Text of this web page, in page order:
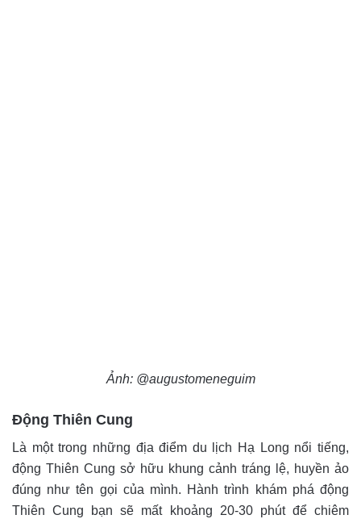
Ảnh: @augustomeneguim
Động Thiên Cung
Là một trong những địa điểm du lịch Hạ Long nổi tiếng,
động Thiên Cung sở hữu khung cảnh tráng lệ, huyền ảo
đúng như tên gọi của mình. Hành trình khám phá động
Thiên Cung bạn sẽ mất khoảng 20-30 phút để chiêm